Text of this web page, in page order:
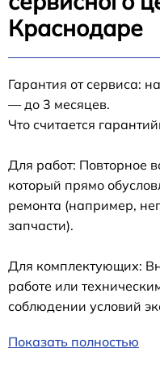
Краснодаре
Гарантия от сервиса:
— до 3 месяцев.
Что считается
Для работ: Повторное
который прямо
ремонта (например,
запчасти).
Для комплектующих:
работе или
соблюдении условий
Показать полностью